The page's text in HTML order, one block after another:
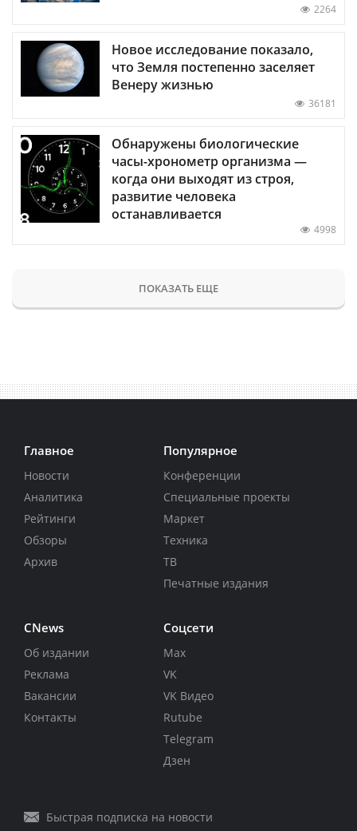
2264
Новое исследование показало,
что Земля постепенно заселяет
Венеру жизнью
36181
Обнаружены биологические
часы-хронометр организма —
когда они выходят из строя,
развитие человека
останавливается
4998
ПОКАЗАТЬ ЕЩЕ
Главное
Новости
Аналитика
Рейтинги
Обзоры
Архив
Популярное
Конференции
Специальные проекты
Маркет
Техника
ТВ
Печатные издания
CNews
Об издании
Реклама
Вакансии
Контакты
Соцсети
Max
VK
VK Видео
Rutube
Telegram
Дзен
Быстрая подписка на новости